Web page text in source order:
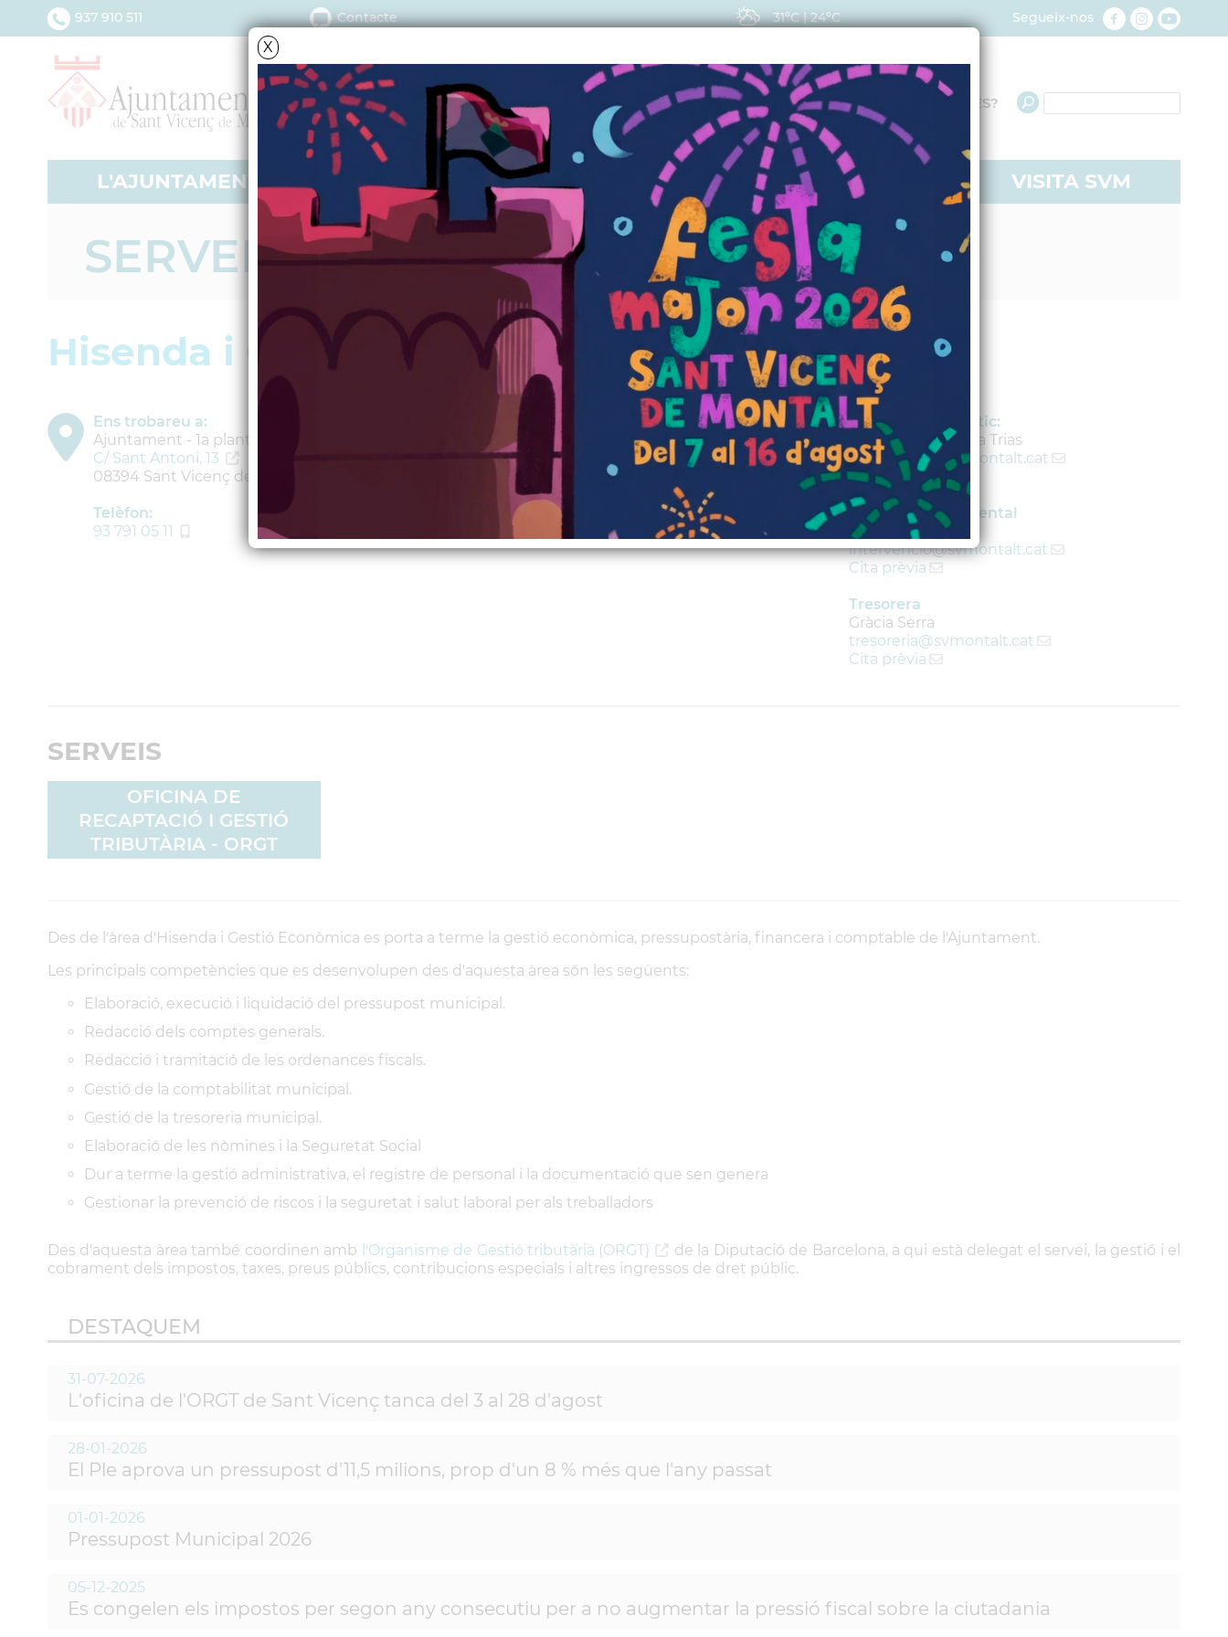
X
L'AJUNTAMENT SERVEIS ACTUALITAT VIURE A SVM VISITA SVM
QUÈ NECESSITES?
937 910 511 Contacte 31ºC|24ºC Segueix-nos
SERVEIS GENERALS
Hisenda i Gestió Econòmica
Ens trobareu a:
Ajuntament - 1a planta
C/ Sant Antoni, 13
08394 Sant Vicenç de Montalt
Telèfon:
93 791 05 11
El nostre horari és:
De dilluns a divendres,
de 9 a 14 h
Responsable polític:
Antonio Rocamora Trias
rocamorata@svmontalt.cat
Cita prèvia
Interventor accidental
Vicenç Llorens
intervencio@svmontalt.cat
Cita prèvia
Tresorera
Gràcia Serra
tresoreria@svmontalt.cat
Cita prèvia
SERVEIS
OFICINA DE
RECAPTACIÓ I GESTIÓ
TRIBUTÀRIA - ORGT
Des de l'àrea d'Hisenda i Gestió Econòmica es porta a terme la gestió econòmica, pressupostària, financera i comptable de l'Ajuntament.
Les principals competències que es desenvolupen des d'aquesta àrea són les següents:
Elaboració, execució i liquidació del pressupost municipal.
Redacció dels comptes generals.
Redacció i tramitació de les ordenances fiscals.
Gestió de la comptabilitat municipal.
Gestió de la tresoreria municipal.
Elaboració de les nòmines i la Seguretat Social
Dur a terme la gestió administrativa, el registre de personal i la documentació que sen genera
Gestionar la prevenció de riscos i la seguretat i salut laboral per als treballadors
Des d'aquesta àrea també coordinen amb l'Organisme de Gestió tributària (ORGT)
de la Diputació de Barcelona, a qui està delegat el servei, la gestió i el
cobrament dels impostos, taxes, preus públics, contribucions especials i altres ingressos de dret públic.
DESTAQUEM
31-07-2026
L'oficina de l'ORGT de Sant Vicenç tanca del 3 al 28 d'agost
28-01-2026
El Ple aprova un pressupost d'11,5 milions, prop d'un 8 % més que l'any passat
01-01-2026
Pressupost Municipal 2026
05-12-2025
Es congelen els impostos per segon any consecutiu per a no augmentar la pressió fiscal sobre la ciutadania